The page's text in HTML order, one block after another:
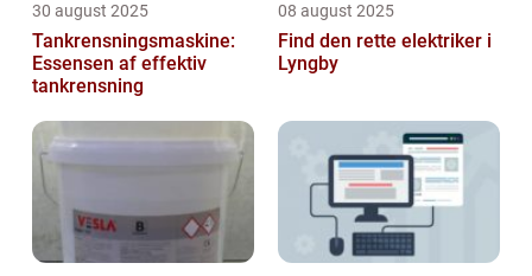
30 august 2025
Tankrensningsmaskine:
Essensen af effektiv
tankrensning
08 august 2025
Find den rette elektriker i
Lyngby